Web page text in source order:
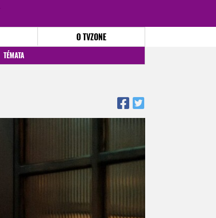
O TVZONE
TÉMATA